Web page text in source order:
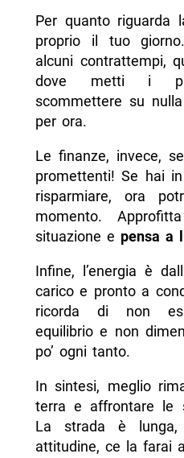
Per quanto riguarda
proprio il tuo
alcuni contrattempi,
dove metti i
scommettere su
per ora.
Le finanze, invece,
promettenti! Se hai
risparmiare, ora
momento.
situazione e pensa a
Infine, l’energia è
carico e pronto a
ricorda di non
equilibrio e non
po’ ogni tanto.
In sintesi, meglio
terra e affrontare le
La strada è
attitudine, ce la farai